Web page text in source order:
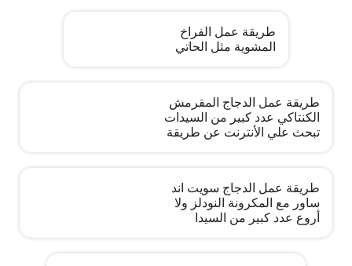
طريقة عمل الفراخ
المشوية مثل الحاتي
طريقة عمل الدجاج المقرمش
الكنتاكي عدد كبير من السيدات
تبحث علي الأنترنت عن طريقة
طريقة عمل الدجاج سويت اند
ساور مع المكرونة النودلز ولا
أروع عدد كبير من السيدا